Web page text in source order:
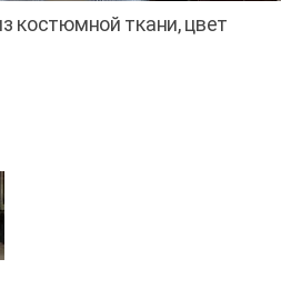
костюмной ткани, цвет